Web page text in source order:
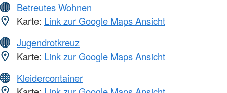
Betreutes Wohnen
Karte: Link zur Google Maps Ansicht
Jugendrotkreuz
Karte: Link zur Google Maps Ansicht
Kleidercontainer